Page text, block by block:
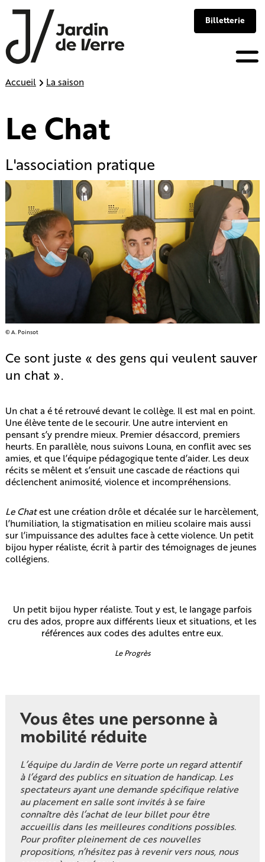
Billetterie
Skip
Accueil La saison
Le Chat
L'association pratique
Ce sont juste « des gens qui veulent sauver
un chat ».
Un chat a é té retrouvé devant le collège. Il est mal en point.
Une élève tente de le secourir. Une autre intervient en
pensant s’y prendre mieux. Premier désaccord, premiers
heurts. En parallèle, nous suivons Louna, en conflit avec ses
amies, et que l’équipe pédagogique tente d’aider. Les deux
récits se mêlent et s’ensuit une cascade de réactions qui
déclenchent animosité, violence et incompréhensions.
Le Chatest une création drôle et décalée sur le harcèlement,
l’humiliation, la stigmatisation en milieu scolaire mais aussi
sur l’impuissance des adultes face à cette violence. Un petit
bijou hyper réaliste, écrit à partir des témoignages de jeunes
collégiens.
Un petit bijou hyper réaliste. Tout y est, le langage parfois
cru des ados, propre aux différents lieux et situations, et les
références aux codes des adultes entre eux.
Le Progrès
Vous êtes une personne à
mobilité réduite
L’équipe du Jardin de Verre porte un regard attentif
à l’égard des publics en situation de handicap. Les
spectateurs ayant une demande spécifique relative
au placement en salle sont invités à se faire
connaître dès l’achat de leur billet pour être
accueillis dans les meilleures conditions possibles.
Pour profiter pleinement de ces nouvelles
propositions, n’hésitez pas à revenir vers nous, nous
© A. Poinsot